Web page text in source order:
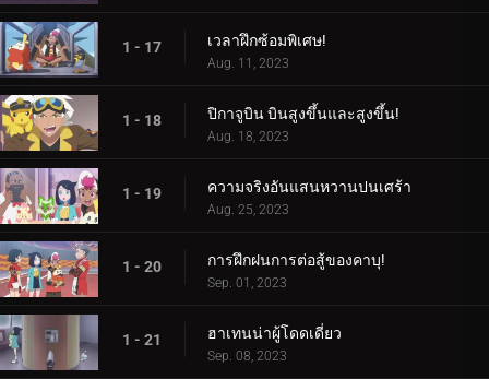
1 - 17 เวลาฝึกซ้อมพิเศษ!
Aug. 11, 2023
1 - 18 ปิกาจูบิน บินสูงขึ้นและสูงขึ้น!
Aug. 18, 2023
1 - 19 ความจริงอันแสนหวานปนเศร้า
Aug. 25, 2023
1 - 20 การฝึกฝนการต่อสู้ของคาบุ!
Sep. 01, 2023
1 - 21 ฮาเทนน่าผู้โดดเดี่ยว
Sep. 08, 2023